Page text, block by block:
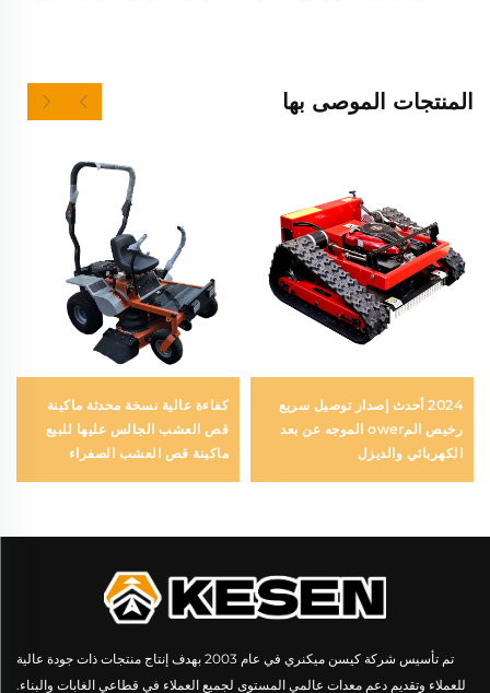
المنتجات الموصى بها
2024 أحدث إصدار توصيل سريع
رخيص المower الموجه عن بعد
الكهربائي والديزل
كفاءة عالية نسخة محدثة ماكينة
قص العشب الجالس عليها للبيع
ماكينة قص العشب الصفراء
تم تأسيس شركة كيسن ميكنري في عام 2003 بهدف إنتاج منتجات ذات جودة عالية
للعملاء وتقديم دعم معدات عالمي المستوى لجميع العملاء في قطاعي الغابات والبناء.